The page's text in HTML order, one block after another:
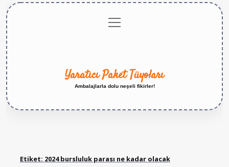
menüyü
aç
Yaratıcı Paket Tüyoları
Ambalajlarla dolu neşeli fikirler!
Etiket: 2024 bursluluk parası ne kadar olacak